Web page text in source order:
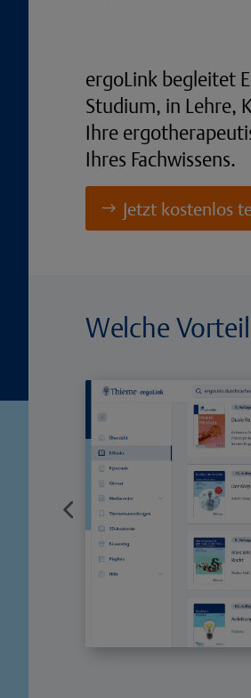
ergoLink begleitet
Studium, in Lehre,
Ihre
Ihres Fachwissens.
Jetzt kostenlos
Welche